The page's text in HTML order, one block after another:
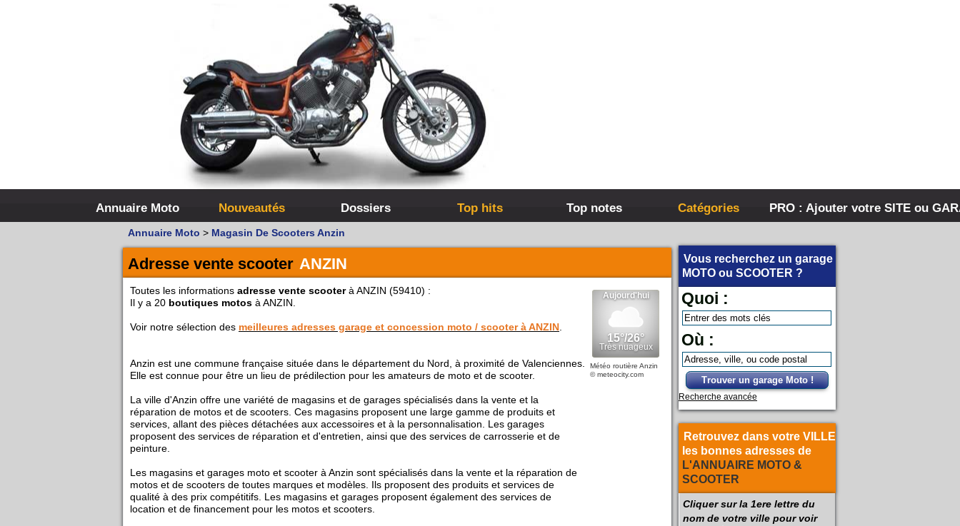
Annuaire Moto Nouveautés Dossiers Top hits Top notes Catégories PRO : Ajouter votre SITE ou
Vous recherchez un garage
MOTO ou SCOOTER ?
Quoi :
Où :
Trouver un garage Moto !
Recherche avancée
Retrouvez dans votre VILLE
les bonnes adresses de
L'ANNUAIRE MOTO &
SCOOTER
Cliquer sur la 1ere lettre du
nom de votre ville pour voir
Annuaire Moto > Magasin De Scooters Anzin
Adresse vente scooter ANZIN
Toutes les informations adresse vente scooterà ANZIN (59410) :
Il y a 20 boutiques motos à ANZIN.
Voir notre sélection des meilleures adresses garage et concession moto / scooter à ANZIN
Anzin est une commune française située dans le département du Nord, à proximité de Valenciennes.
Elle est connue pour être un lieu de prédilection pour les amateurs de moto et de scooter.
La ville d'Anzin offre une variété de magasins et de garages spécialisés dans la vente et la
réparation de motos et de scooters. Ces magasins proposent une large gamme de produits et
services, allant des pièces détachées aux accessoires et à la personnalisation. Les garages
proposent des services de réparation et d'entretien, ainsi que des services de carrosserie et de
peinture.
Les magasins et garages moto et scooter à Anzin sont spécialisés dans la vente et la réparation de
motos et de scooters de toutes marques et modèles. Ils proposent des produits et services de
qualité à des prix compétitifs. Les magasins et garages proposent également des services de
location et de financement pour les motos et scooters.
Météo routière Anzin
© meteocity.com